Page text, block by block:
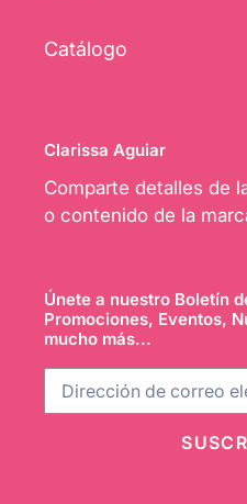
Catálogo
Clarissa Aguiar
Comparte detalles de
o contenido de la
Únete a nuestro Boletín
Promociones, Eventos,
mucho más...